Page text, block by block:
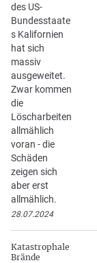
des US-
Bundesstaate
s Kalifornien
hat sich
massiv
ausgeweitet.
Zwar kommen
die
Löscharbeiten
allmählich
voran - die
Schäden
zeigen sich
aber erst
allmählich.
28.07.2024
Katastrophale
Brände